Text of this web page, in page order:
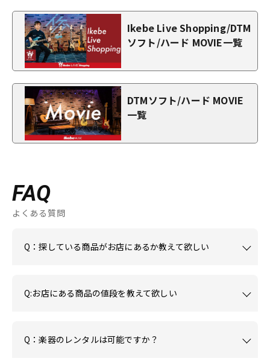
Ikebe Live Shopping/DTM
ソフト/ハード MOVIE一覧
DTMソフト/ハード MOVIE
一覧
FAQ
よくある質問
Q：探している商品がお店にあるか教えて欲しい
Q:お店にある商品の値段を教えて欲しい
Q：楽器のレンタルは可能ですか？